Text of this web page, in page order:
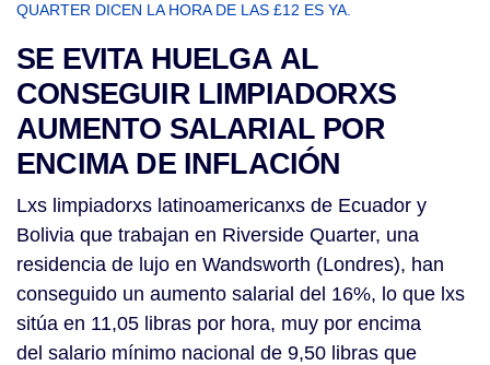
QUARTER DICEN LA HORA DE LAS £12 ES YA.
SE EVITA HUELGA AL
CONSEGUIR LIMPIADORXS
AUMENTO SALARIAL POR
ENCIMA DE INFLACIÓN
Lxs limpiadorxs latinoamericanxs de Ecuador y
Bolivia que trabajan en Riverside Quarter, una
residencia de lujo en Wandsworth (Londres), han
conseguido un aumento salarial del 16%, lo que lxs
sitúa en 11,05 libras por hora, muy por encima
del salario mínimo nacional de 9,50 libras que